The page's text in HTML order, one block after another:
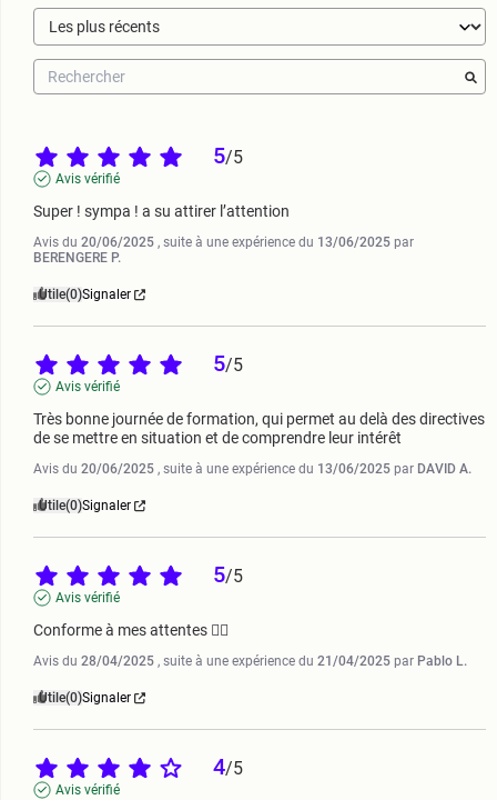
5/5
Avis vérifié
Super ! sympa ! a su attirer l’attention
Avis du 20/06/2025 , suite à une expérience du 13/06/2025 par
BERENGERE P.
Utile(0)Signaler
5/5
Avis vérifié
Très bonne journée de formation, qui permet au delà des directives
de se mettre en situation et de comprendre leur intérêt
Avis du 20/06/2025 , suite à une expérience du 13/06/2025 par DAVID A.
Utile(0)Signaler
5/5
Avis vérifié
Conforme à mes attentes 👍🏽
Avis du 28/04/2025 , suite à une expérience du 21/04/2025 par Pablo L.
Utile(0)Signaler
4/5
Avis vérifié